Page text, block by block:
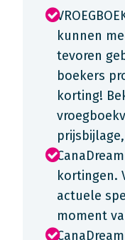
kunnen
tevoren
boekers
korting!
kortingen.
actuele
moment